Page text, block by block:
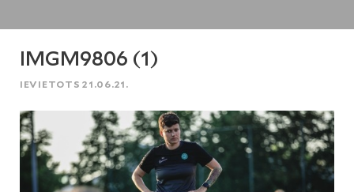
IMGM9806 (1)
IEVIETOTS 21.06.21.